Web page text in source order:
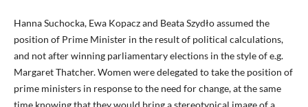
Hanna Suchocka, Ewa Kopacz and Beata Szydło assumed the
position of Prime Minister in the result of political calculations,
and not after winning parliamentary elections in the style of e.g.
Margaret Thatcher. Women were delegated to take the position of
prime ministers in response to the need for change, at the same
time knowing that they would bring a stereotypical image of a